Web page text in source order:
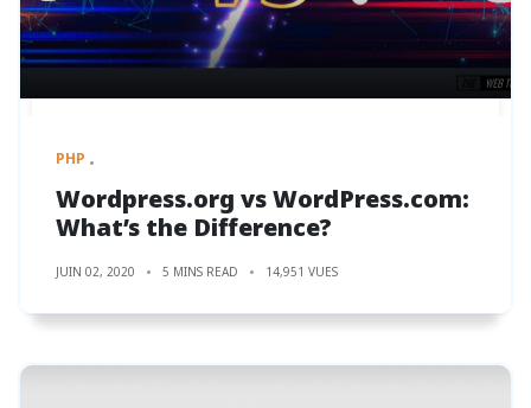
PHP
Wordpress.org vs WordPress.com:
What’s the Difference?
JUIN 02, 2020 5 MINS READ 14,951 VUES